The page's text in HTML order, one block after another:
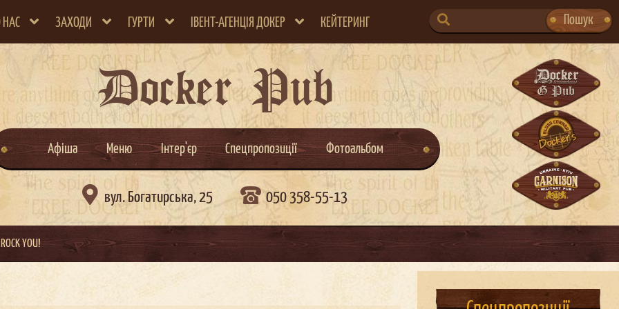
НАС ЗАХОДИ ГУРТИ ІВЕНТ-АГЕНЦІЯ ДОКЕР КЕЙТЕРИНГ
SEARCH
FOR:
Пошук
Docker Pub
Афіша Меню Інтер'єр Спецпропозиції Фотоальбом
 вул. Богатирська, 25 050 358-55-13
YOU!